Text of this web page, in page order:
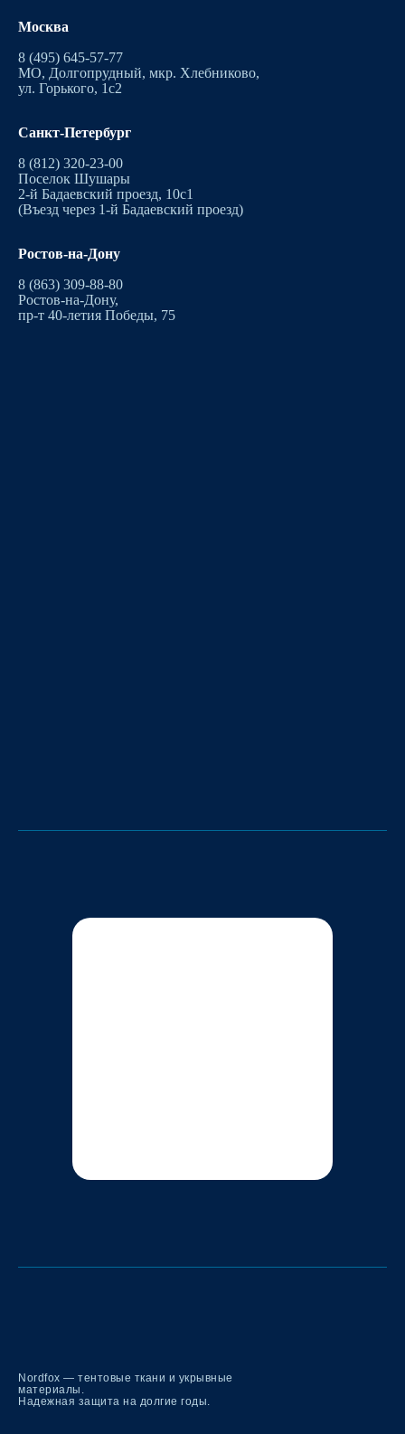
Москва
8 (495) 645-57-77
МО, Долгопрудный, мкр. Хлебниково,
ул. Горького, 1с2
Санкт-Петербург
8 (812) 320-23-00
Поселок Шушары
2-й Бадаевский проезд, 10с1
(Въезд через 1-й Бадаевский проезд)
Ростов-на-Дону
8 (863) 309-88-80
Ростов-на-Дону,
пр-т 40-летия Победы, 75
Nordfox — тентовые ткани и укрывные
материалы.
Надежная защита на долгие годы.